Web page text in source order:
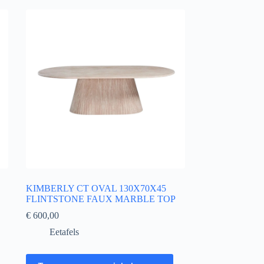
KIMBERLY CT OVAL 130X70X45
FLINTSTONE FAUX MARBLE TOP
€600,00
Eetafels